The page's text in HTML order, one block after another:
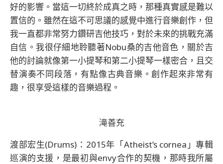
好的影響。當這一切終於成真之時，那種真實感是難以
置信的。雖然在這不可思議的感覺中進行音樂創作，但
我一直都非常努力鑽研吉他技巧，對於未來的挑戰充滿
自信。我很仔細地聆聽著Nobu桑的吉他音色，關於吉
他的討論就像第一小提琴和第二小提琴一樣密合，且交
替演奏不同段落，有點像古典音樂。創作起來非常有
趣，很享受這樣的音樂過程。
滝善充
渡部宏生(Drums)：2015年「Atheist’s cornea」專輯
巡演的支援，是最初與envy合作的契機，那時我所屬